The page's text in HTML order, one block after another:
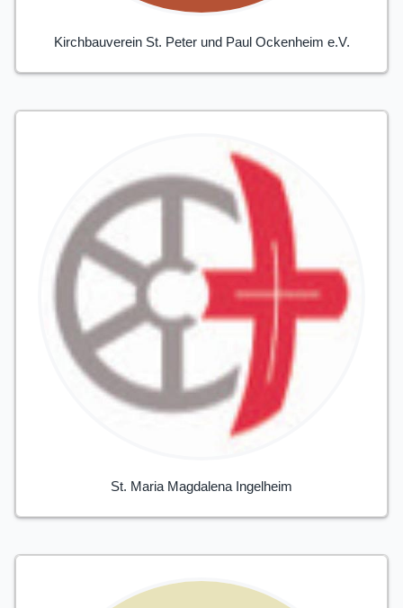
Kirchbauverein St. Peter und Paul Ockenheim e.V.
St. Maria Magdalena Ingelheim